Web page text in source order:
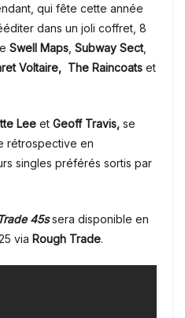
qui fête cette année
dans un joli coffret, 8
Swell Maps Subway Sect,
Voltaire, The Raincoats et
Lee et Geoff Travis, se
rétrospective en
singles préférés sortis par
45ssera disponible en
via Rough Trade.